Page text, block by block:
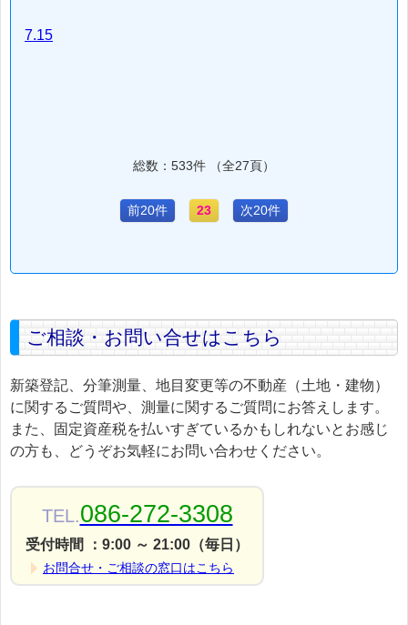
7.15
総数：533件 （全27頁）
前20件 23 次20件
ご相談・お問い合せはこちら
新築登記、分筆測量、地目変更等の不動産（土地・建物）
に関するご質問や、測量に関するご質問にお答えします。
また、固定資産税を払いすぎているかもしれないとお感じ
の方も、どうぞお気軽にお問い合わせください。
TEL.086-272-3308
受付時間 ：9:00 ～ 21:00（毎日）
お問合せ・ご相談の窓口はこちら